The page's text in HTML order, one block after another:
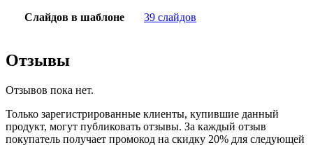
Слайдов в шаблоне 39 слайдов
Отзывы
Отзывов пока нет.
Только зарегистрированные клиенты, купившие данный
продукт, могут публиковать отзывы. За каждый отзыв
покупатель получает промокод на скидку 20% для следующей